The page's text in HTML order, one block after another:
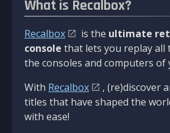
What is Recalbox?
Recalbox is the ultimate
console that lets you replay all
the consoles and computers of
With Recalbox
, (re)discover
titles that have shaped the
with ease!